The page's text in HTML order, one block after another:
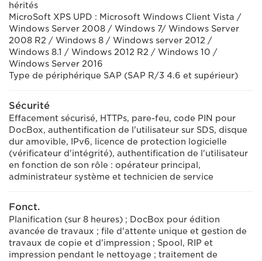
hérités
MicroSoft XPS UPD : Microsoft Windows Client Vista /
Windows Server 2008 / Windows 7/ Windows Server
2008 R2 / Windows 8 / Windows server 2012 /
Windows 8.1 / Windows 2012 R2 / Windows 10 /
Windows Server 2016
Type de périphérique SAP (SAP R/3 4.6 et supérieur)
Sécurité
Effacement sécurisé, HTTPs, pare-feu, code PIN pour
DocBox, authentification de l'utilisateur sur SDS, disque
dur amovible, IPv6, licence de protection logicielle
(vérificateur d'intégrité), authentification de l'utilisateur
en fonction de son rôle : opérateur principal,
administrateur système et technicien de service
Fonct.
Planification (sur 8 heures) ; DocBox pour édition
avancée de travaux ; file d'attente unique et gestion de
travaux de copie et d'impression ; Spool, RIP et
impression pendant le nettoyage ; traitement de